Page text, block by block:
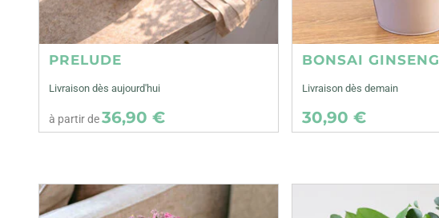
PRELUDE
Livraison dès aujourd'hui
à partir de36,90 €
BONSAI GINSENG
Livraison dès demain
30,90 €